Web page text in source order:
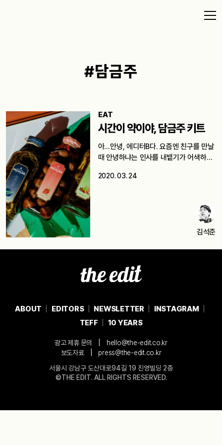
#담금주
EAT
시간이 약이야, 담금주 키트
아…안녕, 에디터B다. 요즘엔 친구를 만날
때 안녕하냐는 인사를 내뱉기가 어색하다.
2020. 03. 24
김석준
ABOUT EDITORS NEWSLETTER
INSTAGRAM
TEFF
10 YEARS
광고 제휴 문의
hello@the-edit.co.kr
보도자료
press@the-edit.co.kr
서울시 강남구 도산대로94길 19 진영빌딩 2층
©THE EDIT. ALL RIGHTS RESERVED.